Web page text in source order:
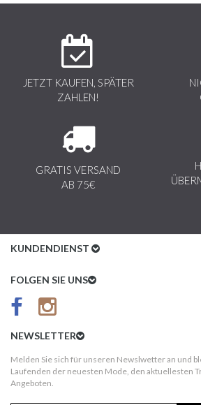
JETZT KAUFEN, SPÄTER
ZAHLEN!
GRATIS VERSAND
AB 75€
KUNDENDIENST
Kundenservice
AGB
Kundeninformationen
FOLGEN SIE UNS
NEWSLETTER
Melden Sie sich für unseren Newslwetter an und
Laufenden der neuesten Mode, den aktuellesten
Angeboten.